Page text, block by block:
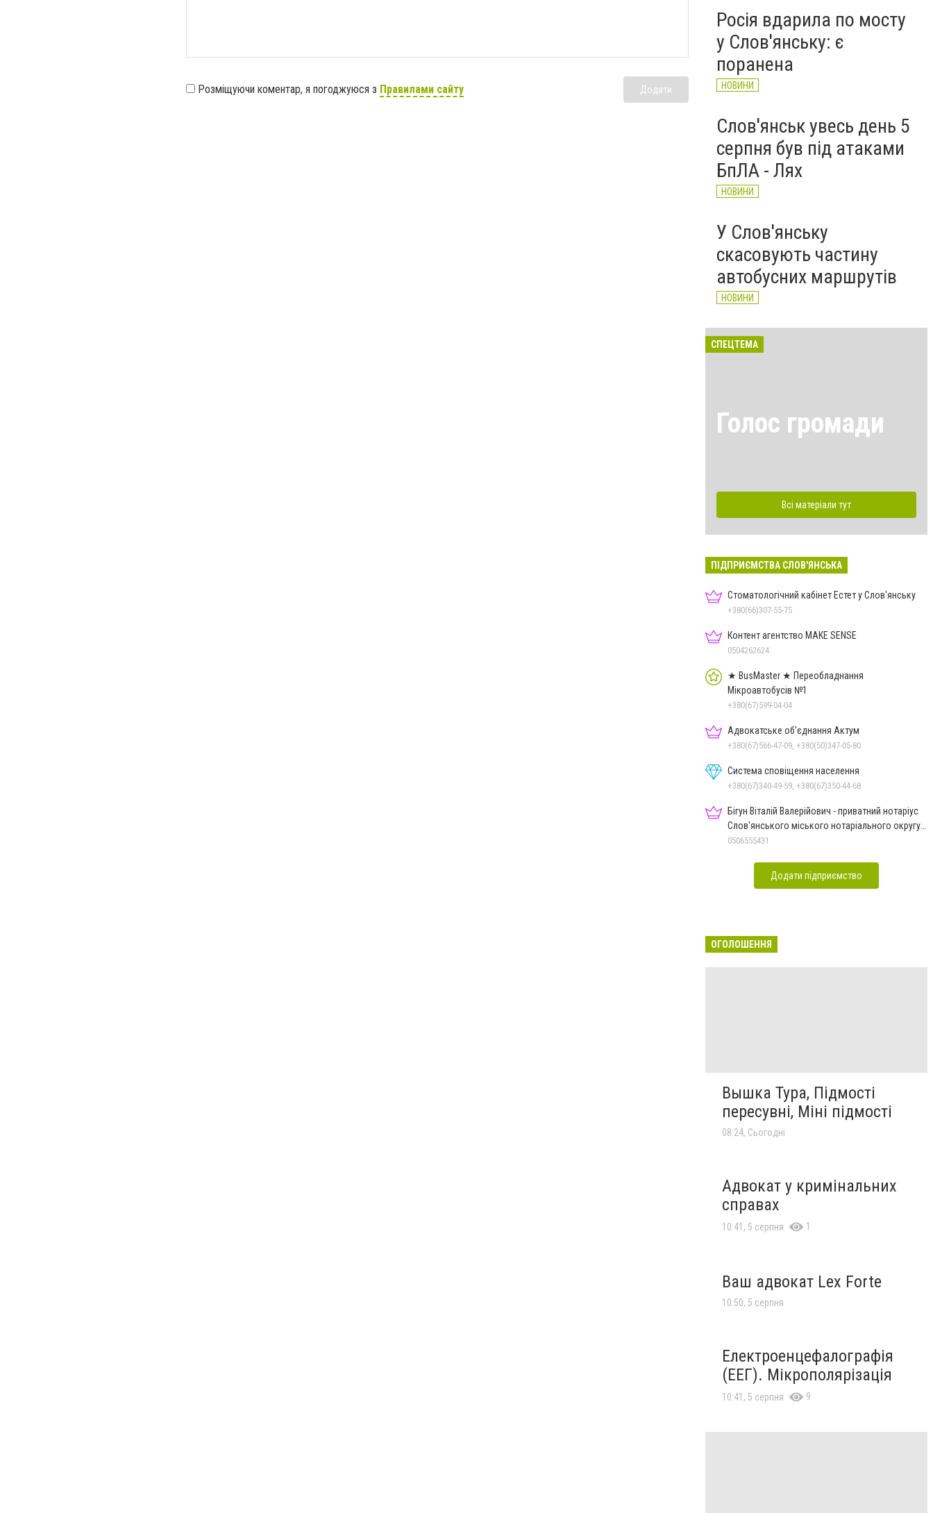
Розміщуючи коментар, я погоджуюся з Правилами сайту Додати
Росія вдарила по мосту
у Слов'янську: є
поранена
НОВИНИ
Слов'янськ увесь день 5
серпня був під атаками
БпЛА - Лях
НОВИНИ
У Слов'янську
скасовують частину
автобусних маршрутів
НОВИНИ
СПЕЦТЕМА
Голос громади
Всі матеріали тут
ПІДПРИЄМСТВА СЛОВ'ЯНСЬКА
Стоматологічний кабінет Естет у Слов'янську
+380(66)307-55-75
Контент агентство MAKE SENSE
0504262624
★ BusMaster ★ Переобладнання
Мікроавтобусів №1
+380(67)599-04-04
Адвокатське об'єднання Актум
+380(67)566-47-09, +380(50)347-05-80
Система сповіщення населення
+380(67)340-49-59, +380(67)350-44-68
Бігун Віталій Валерійович - приватний нотаріус
Слов'янського міського нотаріального округу
Дон.обл.
0506555431
Додати підприємство
ОГОЛОШЕННЯ
Вышка Тура, Підмості
пересувні, Міні підмості
08:24, Сьогодні
Адвокат у кримінальних
справах
10:41, 5 серпня 1
Ваш адвокат Lex Forte
10:50, 5 серпня
Електроенцефалографія
(ЕЕГ). Мікрополярізація
10:41, 5 серпня 9